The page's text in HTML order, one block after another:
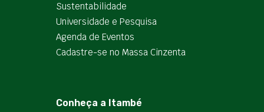
Sustentabilidade
Universidade e Pesquisa
Agenda de Eventos
Cadastre-se no Massa Cinzenta
Conheça a Itambé